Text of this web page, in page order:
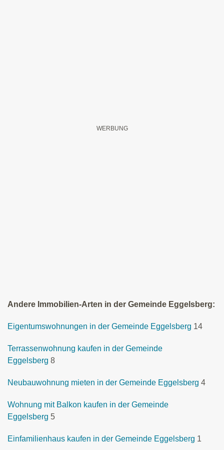
Andere Immobilien-Arten in der Gemeinde Eggelsberg:
Eigentumswohnungen in der Gemeinde Eggelsberg 14
Terrassenwohnung kaufen in der Gemeinde
Eggelsberg 8
Neubauwohnung mieten in der Gemeinde Eggelsberg 4
Wohnung mit Balkon kaufen in der Gemeinde
Eggelsberg 5
Einfamilienhaus kaufen in der Gemeinde Eggelsberg 1